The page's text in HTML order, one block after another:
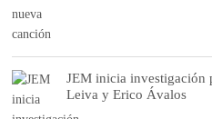
JEM inicia investigación
Leiva y Erico Ávalos